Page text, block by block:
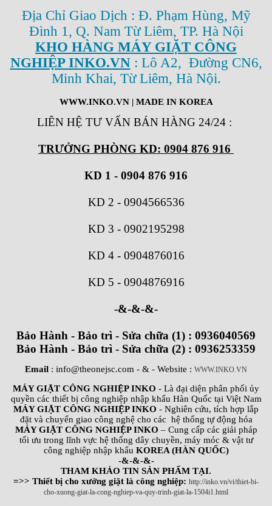
Địa Chỉ Giao Dịch : Đ. Phạm Hùng, Mỹ
Đình 1, Q. Nam Từ Liêm, TP. Hà Nội
KHO HÀNG MÁY GIẶT CÔNG
NGHIỆP INKO.VN: Lô A2, Đường CN6,
Minh Khai, Từ Liêm, Hà Nội.
WWW.INKO.VN| MADE IN KOREA
LIÊN HỆ TƯ VẤN BÁN HÀNG 24/24 :
TRƯỞNG PHÒNG KD: 0904 876 916
KD 1 - 0904 876 916
KD 2 - 0904566536
KD 3 - 0902195298
KD 4 - 0904876016
KD 5 - 0904876916
-&-&-&-
Bảo Hành - Bảo trì - Sửa chữa (1) : 0936040569
Bảo Hành - Bảo trì - Sửa chữa (2) : 0936253359
Email : info@theonejsc.com - & - Website : WWW.INKO.VN
MÁY GIẶT CÔNG NGHIỆP INKO - Là đại diện phân phối ủy
quyền các thiết bị công nghiệp nhập khẩu Hàn Quốc tại Việt Nam
MÁY GIẶT CÔNG NGHIỆP INKO - Nghiên cứu, tích hợp lắp
đặt và chuyển giao công nghệ cho các hệ thống tự động hóa
MÁY GIẶT CÔNG NGHIỆP INKO – Cung cấp các giải pháp
tối ưu trong lĩnh vực hệ thống dây chuyền, máy móc & vật tư
công nghiệp nhập khẩu KOREA (HÀN QUỐC)
-&-&-&-
THAM KHẢO TIN SẢN PHẨM TẠI.
=>> Thiết bị cho xưởng giặt là công nghiệp: http://inko.vn/vi/thiet-bi-
cho-xuong-giat-la-cong-nghiep-va-quy-trinh-giat-la-1504i1.html